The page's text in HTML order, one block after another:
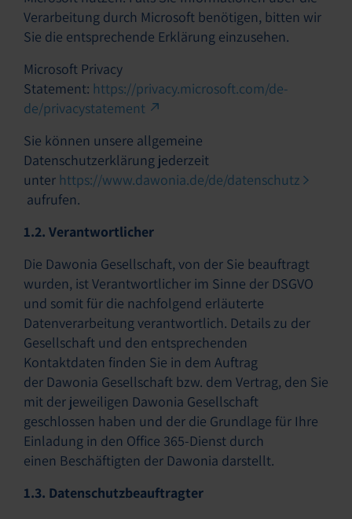
Verarbeitung durch Microsoft benötigen, bitten wir
Sie die entsprechende Erklärung einzusehen.
Microsoft Privacy
Statement: https://privacy.microsoft.com/de-
de/privacystatement
Sie können unsere allgemeine
Datenschutzerklärung jederzeit
unter https://www.dawonia.de/de/datenschutz
aufrufen.
1.2. Verantwortlicher
Die Dawonia Gesellschaft, von der Sie beauftragt
wurden, ist Verantwortlicher im Sinne der DSGVO
und somit für die nachfolgend erläuterte
Datenverarbeitung verantwortlich. Details zu der
Gesellschaft und den entsprechenden
Kontaktdaten finden Sie in dem Auftrag
der Dawonia Gesellschaft bzw. dem Vertrag, den Sie
mit der jeweiligen Dawonia Gesellschaft
geschlossen haben und der die Grundlage für Ihre
Einladung in den Office 365-Dienst durch
einen Beschäftigten der Dawonia darstellt.
1.3. Datenschutzbeauftragter